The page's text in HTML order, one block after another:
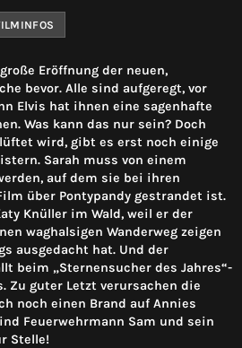
Eröffnung der neuen,
bevor. Alle sind aufgeregt, vor
Elvis hat ihnen eine sagenhafte
Was kann das nur sein? Doch
wird, gibt es erst noch einige
Sarah muss von einem
auf dem sie bei ihren
über Pontypandy gestrandet ist.
Knüller im Wald, weil er der
waghalsigen Wanderweg zeigen
ausgedacht hat. Und der
beim „Sternensucher des Jahres“-
Zu guter Letzt verursachen die
noch einen Brand auf Annies
Feuerwehrmann Sam und sein
Stelle!